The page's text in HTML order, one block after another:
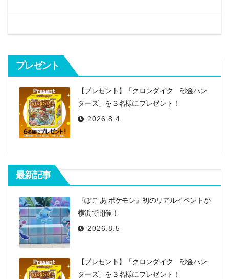
シ
ョ
ン
プレゼント
【プレゼント】「クロンダイク 砂金ハン
ターズ」を３名様にプレゼント！
2026.8.4
最新記事
『ぽこ あ ポケモン』初のリアルイベントが
横浜で開催！
2026.8.5
【プレゼント】「クロンダイク 砂金ハン
ターズ」を３名様にプレゼント！